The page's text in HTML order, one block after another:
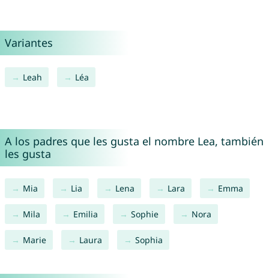
Variantes
Leah Léa
A los padres que les gusta el nombre Lea, también
les gusta
Mia Lia Lena Lara Emma
Mila Emilia Sophie Nora
Marie Laura Sophia